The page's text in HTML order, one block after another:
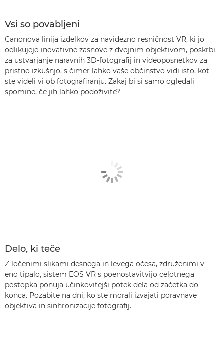
Vsi so povabljeni
Canonova linija izdelkov za navidezno resničnost VR, ki jo
odlikujejo inovativne zasnove z dvojnim objektivom, poskrbi
za ustvarjanje naravnih 3D-fotografij in videoposnetkov za
pristno izkušnjo, s čimer lahko vaše občinstvo vidi isto, kot
ste videli vi ob fotografiranju. Zakaj bi si samo ogledali
spomine, če jih lahko podoživite?
Delo, ki teče
Z ločenimi slikami desnega in levega očesa, združenimi v
eno tipalo, sistem EOS VR s poenostavitvijo celotnega
postopka ponuja učinkovitejši potek dela od začetka do
konca. Pozabite na dni, ko ste morali izvajati poravnave
objektiva in sinhronizacije fotografij.